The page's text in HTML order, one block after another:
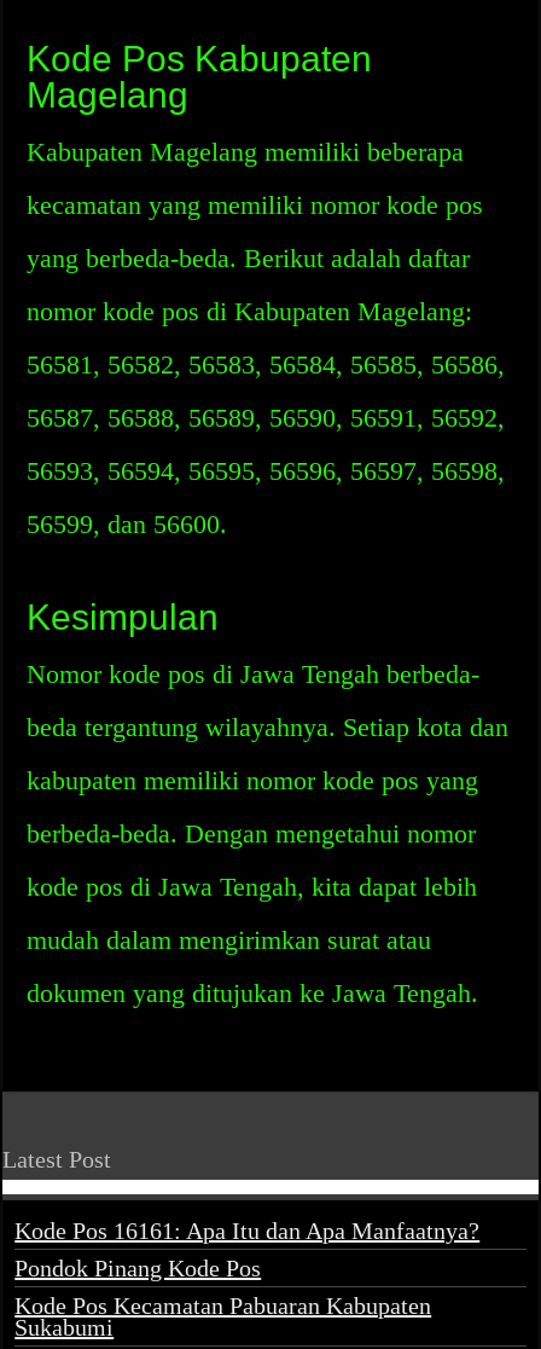
Kode Pos Kabupaten
Magelang
Kabupaten Magelang memiliki beberapa
kecamatan yang memiliki nomor kode pos
yang berbeda-beda. Berikut adalah daftar
nomor kode pos di Kabupaten Magelang:
56581, 56582, 56583, 56584, 56585, 56586,
56587, 56588, 56589, 56590, 56591, 56592,
56593, 56594, 56595, 56596, 56597, 56598,
56599, dan 56600.
Kesimpulan
Nomor kode pos di Jawa Tengah berbeda-
beda tergantung wilayahnya. Setiap kota dan
kabupaten memiliki nomor kode pos yang
berbeda-beda. Dengan mengetahui nomor
kode pos di Jawa Tengah, kita dapat lebih
mudah dalam mengirimkan surat atau
dokumen yang ditujukan ke Jawa Tengah.
Latest Post
Kode Pos 16161: Apa Itu dan Apa Manfaatnya?
Pondok Pinang Kode Pos
Kode Pos Kecamatan Pabuaran Kabupaten
Sukabumi